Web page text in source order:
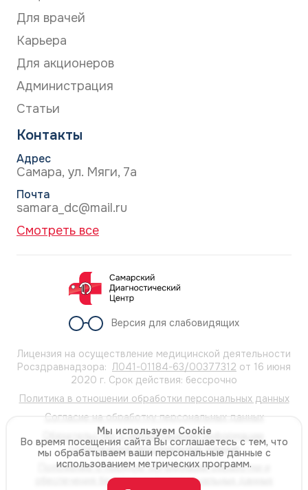
Для врачей
Карьера
Для акционеров
Администрация
Статьи
Контакты
Адрес
Самара, ул. Мяги, 7а
Почта
samara_dc@mail.ru
Смотреть все
Версия для слабовидящих
Лицензия на осуществление медицинской деятельности
Росздравнадзора: Л041-01184-63/00377312 от 16 июня
2020 г. Срок действия: бессрочно
Политика в отношении обработки персональных данных
Согласие на обработку персональных данных
Обязательство о неразглашении информации,
содержащей персональные данные
Положение о порядке организации обработки и
обеспечения безопасности персональных данных
Мы используем Cookie
Во время посещения сайта Вы соглашаетесь с тем, что
мы обрабатываем ваши персональные данные с
использованием метрических программ.